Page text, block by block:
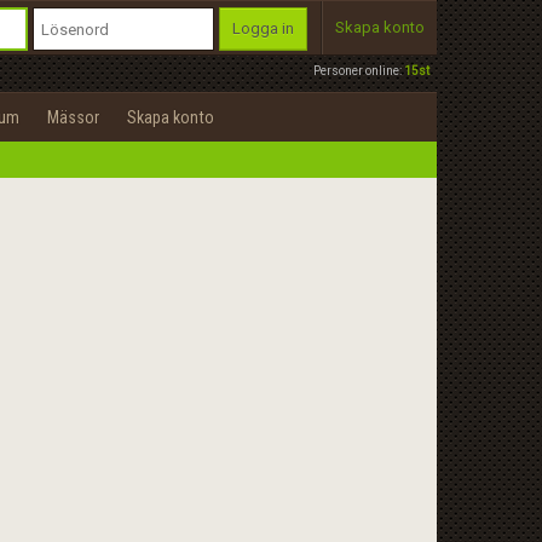
Personer online:15st
Logga in Skapa konto
Mässor Skapa konto